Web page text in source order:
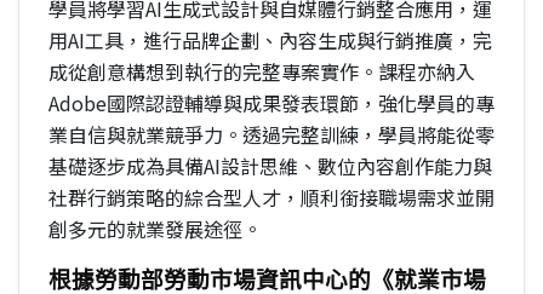
學員將學習AI生成式設計與自媒體行銷整合應用，運
用AI工具，進行品牌企劃、內容生成與行銷推廣，完
成從創意構想到執行的完整專案實作。課程亦納入
Adobe國際認證輔導與成果發表環節，強化學員的專
業自信與就業競爭力。透過完整訓練，學員將能從零
基礎逐步成為具備AI設計思維、數位內容創作能力與
社群行銷策略的綜合型人才，順利銜接職場需求並開
創多元的就業發展途徑。
根據勞動部勞動市場資訊中心的《就業市場